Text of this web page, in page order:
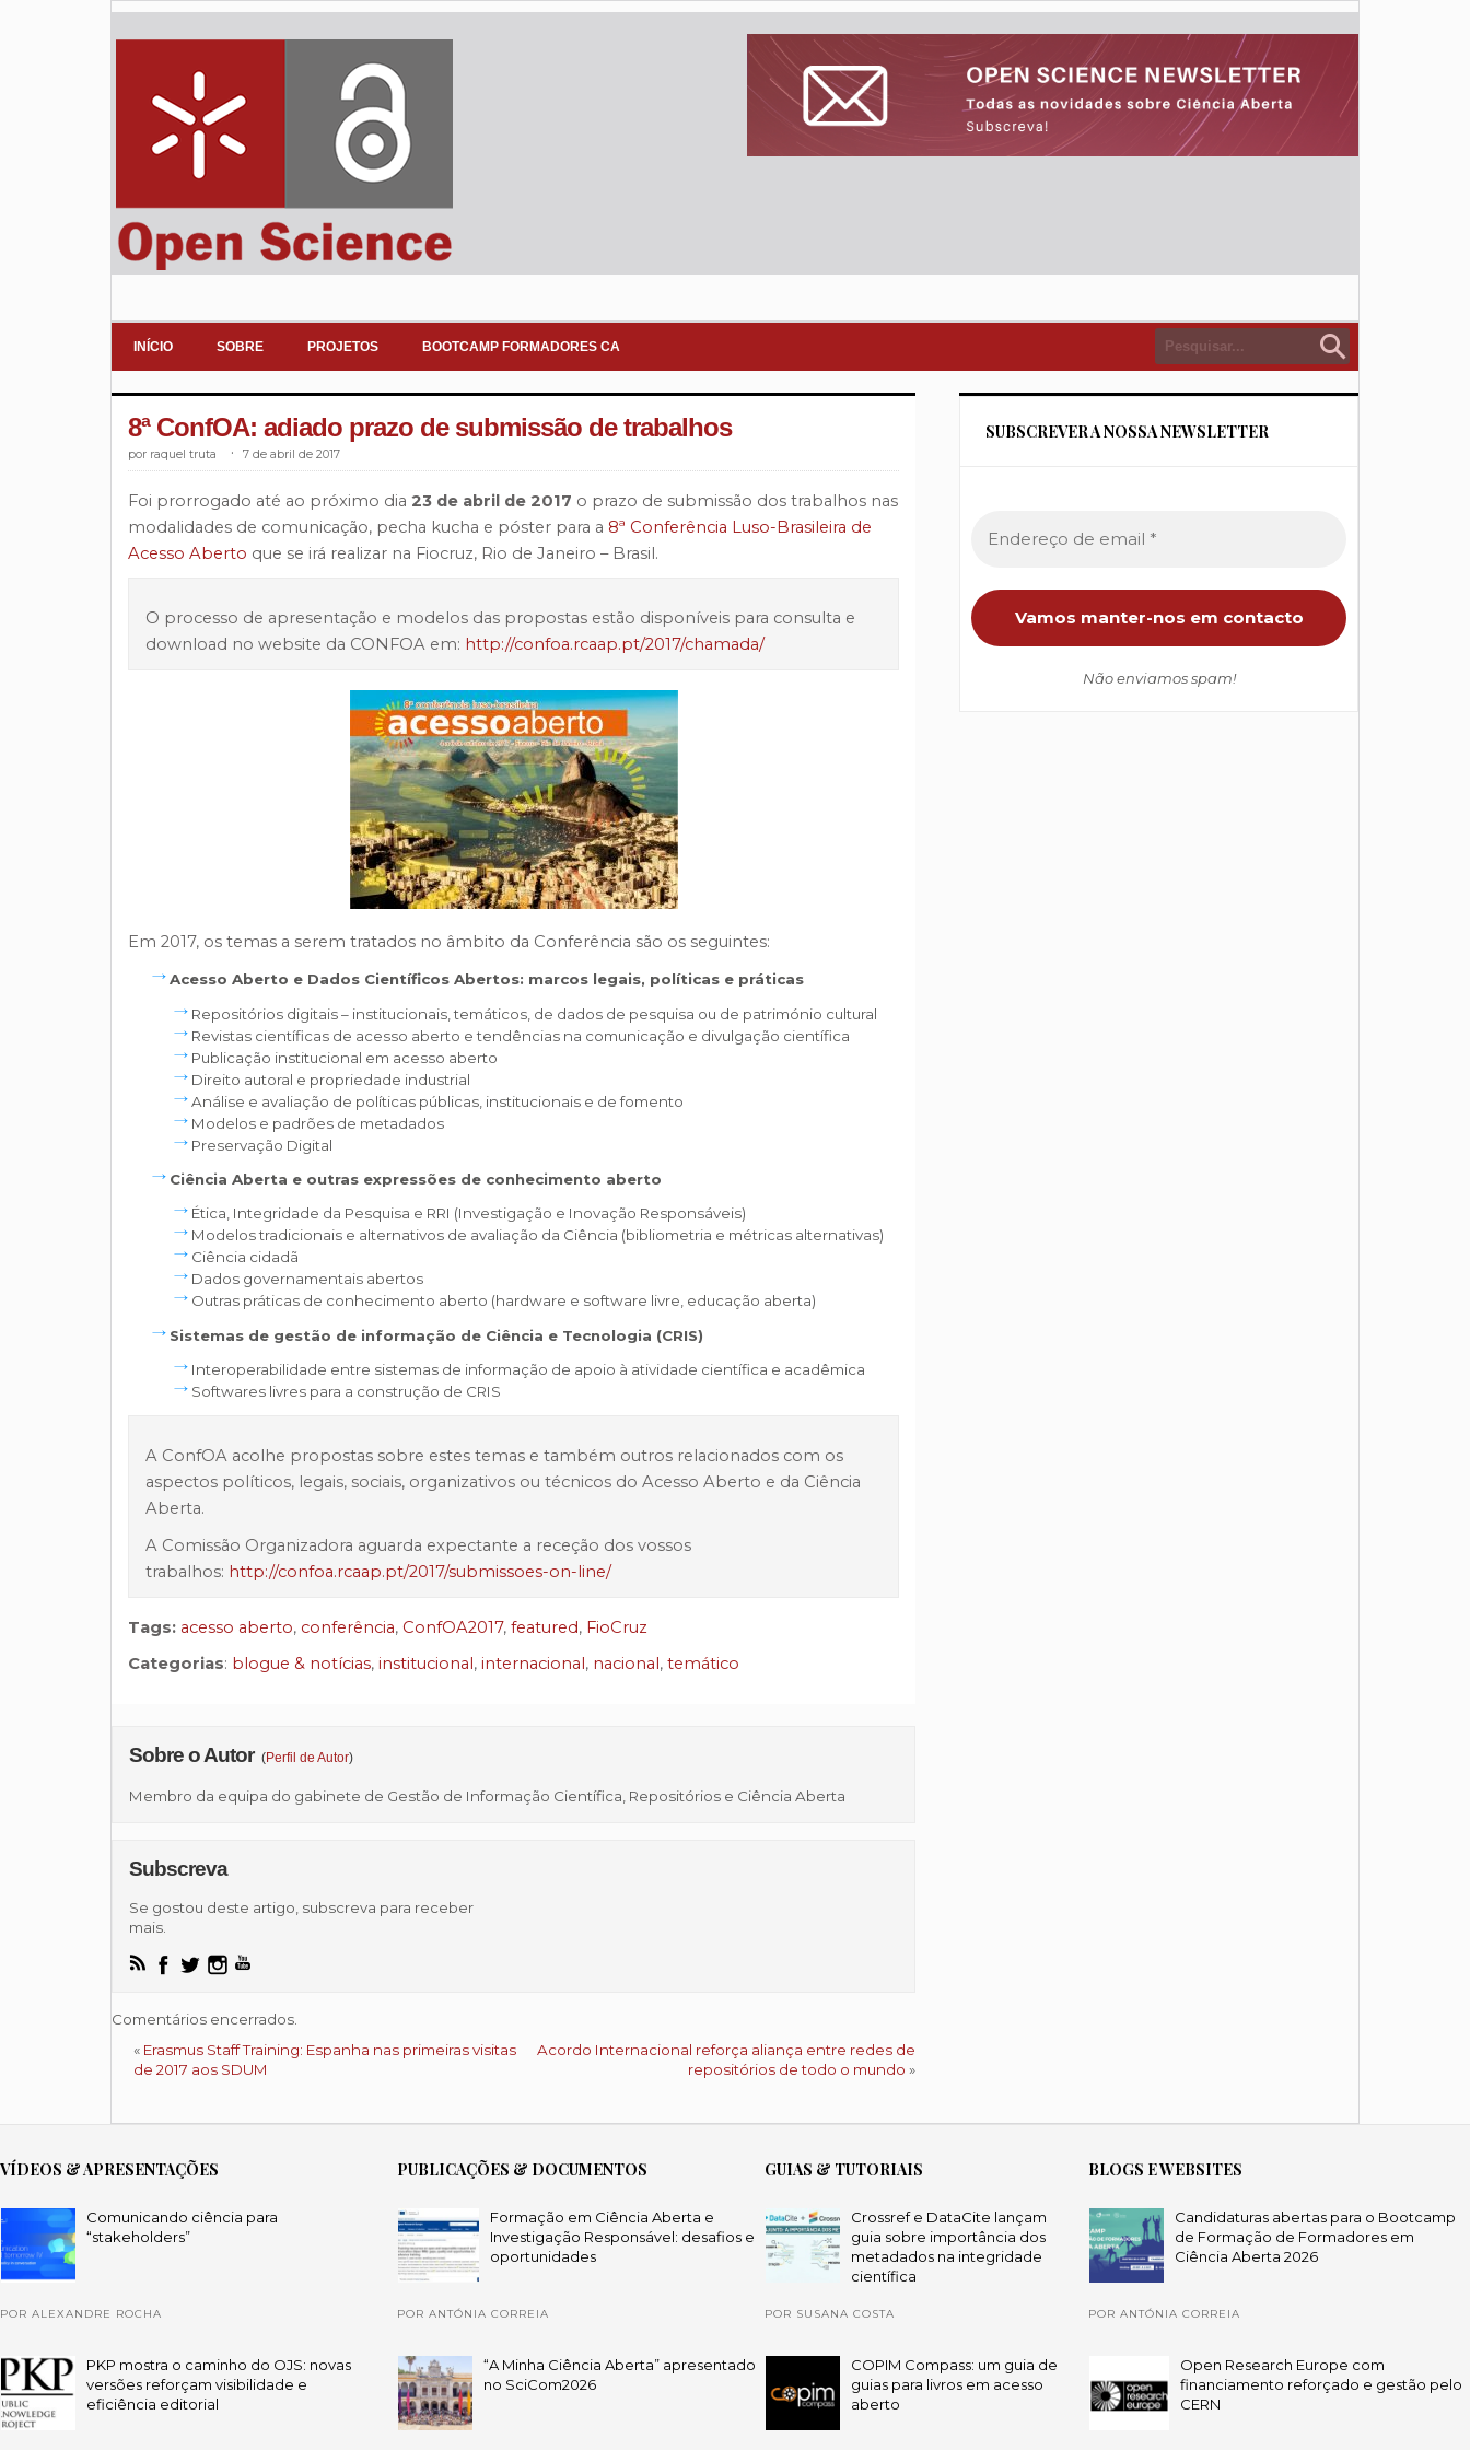
INÍCIO SOBRE PROJETOS BOOTCAMP FORMADORES CA
8ª ConfOA: adiado prazo de submissão de trabalhos
raquel truta 7 de abril de 2017
Foi prorrogado até ao próximo dia 23 de abril de 2017 o prazo de submissão dos trabalhos nas
modalidades de comunicação, pecha kucha e póster para a 8ª Conferência Luso-Brasileira de
Acesso Aberto que se irá realizar na Fiocruz, Rio de Janeiro – Brasil.
O processo de apresentação e modelos das propostas estão disponíveis para consulta e
download no website da CONFOA em: http://confoa.rcaap.pt/2017/chamada/
Em 2017, os temas a serem tratados no âmbito da Conferência são os seguintes:
Acesso Aberto e Dados Científicos Abertos: marcos legais, políticas e práticas
Repositórios digitais – institucionais, temáticos, de dados de pesquisa ou de património cultural
Revistas científicas de acesso aberto e tendências na comunicação e divulgação científica
Publicação institucional em acesso aberto
Direito autoral e propriedade industrial
Análise e avaliação de políticas públicas, institucionais e de fomento
Modelos e padrões de metadados
Preservação Digital
Ciência Aberta e outras expressões de conhecimento aberto
Ética, Integridade da Pesquisa e RRI (Investigação e Inovação Responsáveis)
Modelos tradicionais e alternativos de avaliação da Ciência (bibliometria e métricas alternativas)
Ciência cidadã
Dados governamentais abertos
Outras práticas de conhecimento aberto (hardware e software livre, educação aberta)
Sistemas de gestão de informação de Ciência e Tecnologia (CRIS)
Interoperabilidade entre sistemas de informação de apoio à atividade científica e acadêmica
Softwares livres para a construção de CRIS
A ConfOA acolhe propostas sobre estes temas e também outros relacionados com os
aspectos políticos, legais, sociais, organizativos ou técnicos do Acesso Aberto e da Ciência
Aberta.
A Comissão Organizadora aguarda expectante a receção dos vossos
trabalhos: http://confoa.rcaap.pt/2017/submissoes-on-line/
Tags: acesso aberto, conferência, ConfOA2017, featured, FioCruz
Categorias: blogue & notícias, institucional, internacional, nacional, temático
Sobre o Autor (Perfil de Autor)
Membro da equipa do gabinete de Gestão de Informação Científica, Repositórios e Ciência Aberta
Subscreva
Se gostou deste artigo, subscreva para receber
mais.
Comentários encerrados.
« Erasmus Staff Training: Espanha nas primeiras visitas
de 2017 aos SDUM
Acordo Internacional reforça aliança entre redes de
repositórios de todo o mundo »
SUBSCREVER A NOSSA NEWSLETTER
Não enviamos spam!
VÍDEOS & APRESENTAÇÕES
Comunicando ciência para
“stakeholders”
POR ALEXANDRE ROCHA
PKP mostra o caminho do OJS: novas
versões reforçam visibilidade e
eficiência editorial
PUBLICAÇÕES & DOCUMENTOS
Formação em Ciência Aberta e
Investigação Responsável: desafios e
oportunidades
POR ANTÓNIA CORREIA
“A Minha Ciência Aberta” apresentado
no SciCom2026
GUIAS & TUTORIAIS
Crossref e DataCite lançam
guia sobre importância dos
metadados na integridade
científica
POR SUSANA COSTA
COPIM Compass: um guia de
guias para livros em acesso
aberto
BLOGS E WEBSITES
Candidaturas abertas para o Bootcamp
de Formação de Formadores em
Ciência Aberta 2026
POR ANTÓNIA CORREIA
Open Research Europe com
financiamento reforçado e gestão pelo
CERN